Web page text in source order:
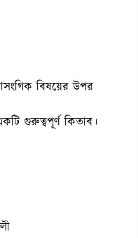
বিষয়ের উপর
গুরুত্বপূর্ণ কিতাব।